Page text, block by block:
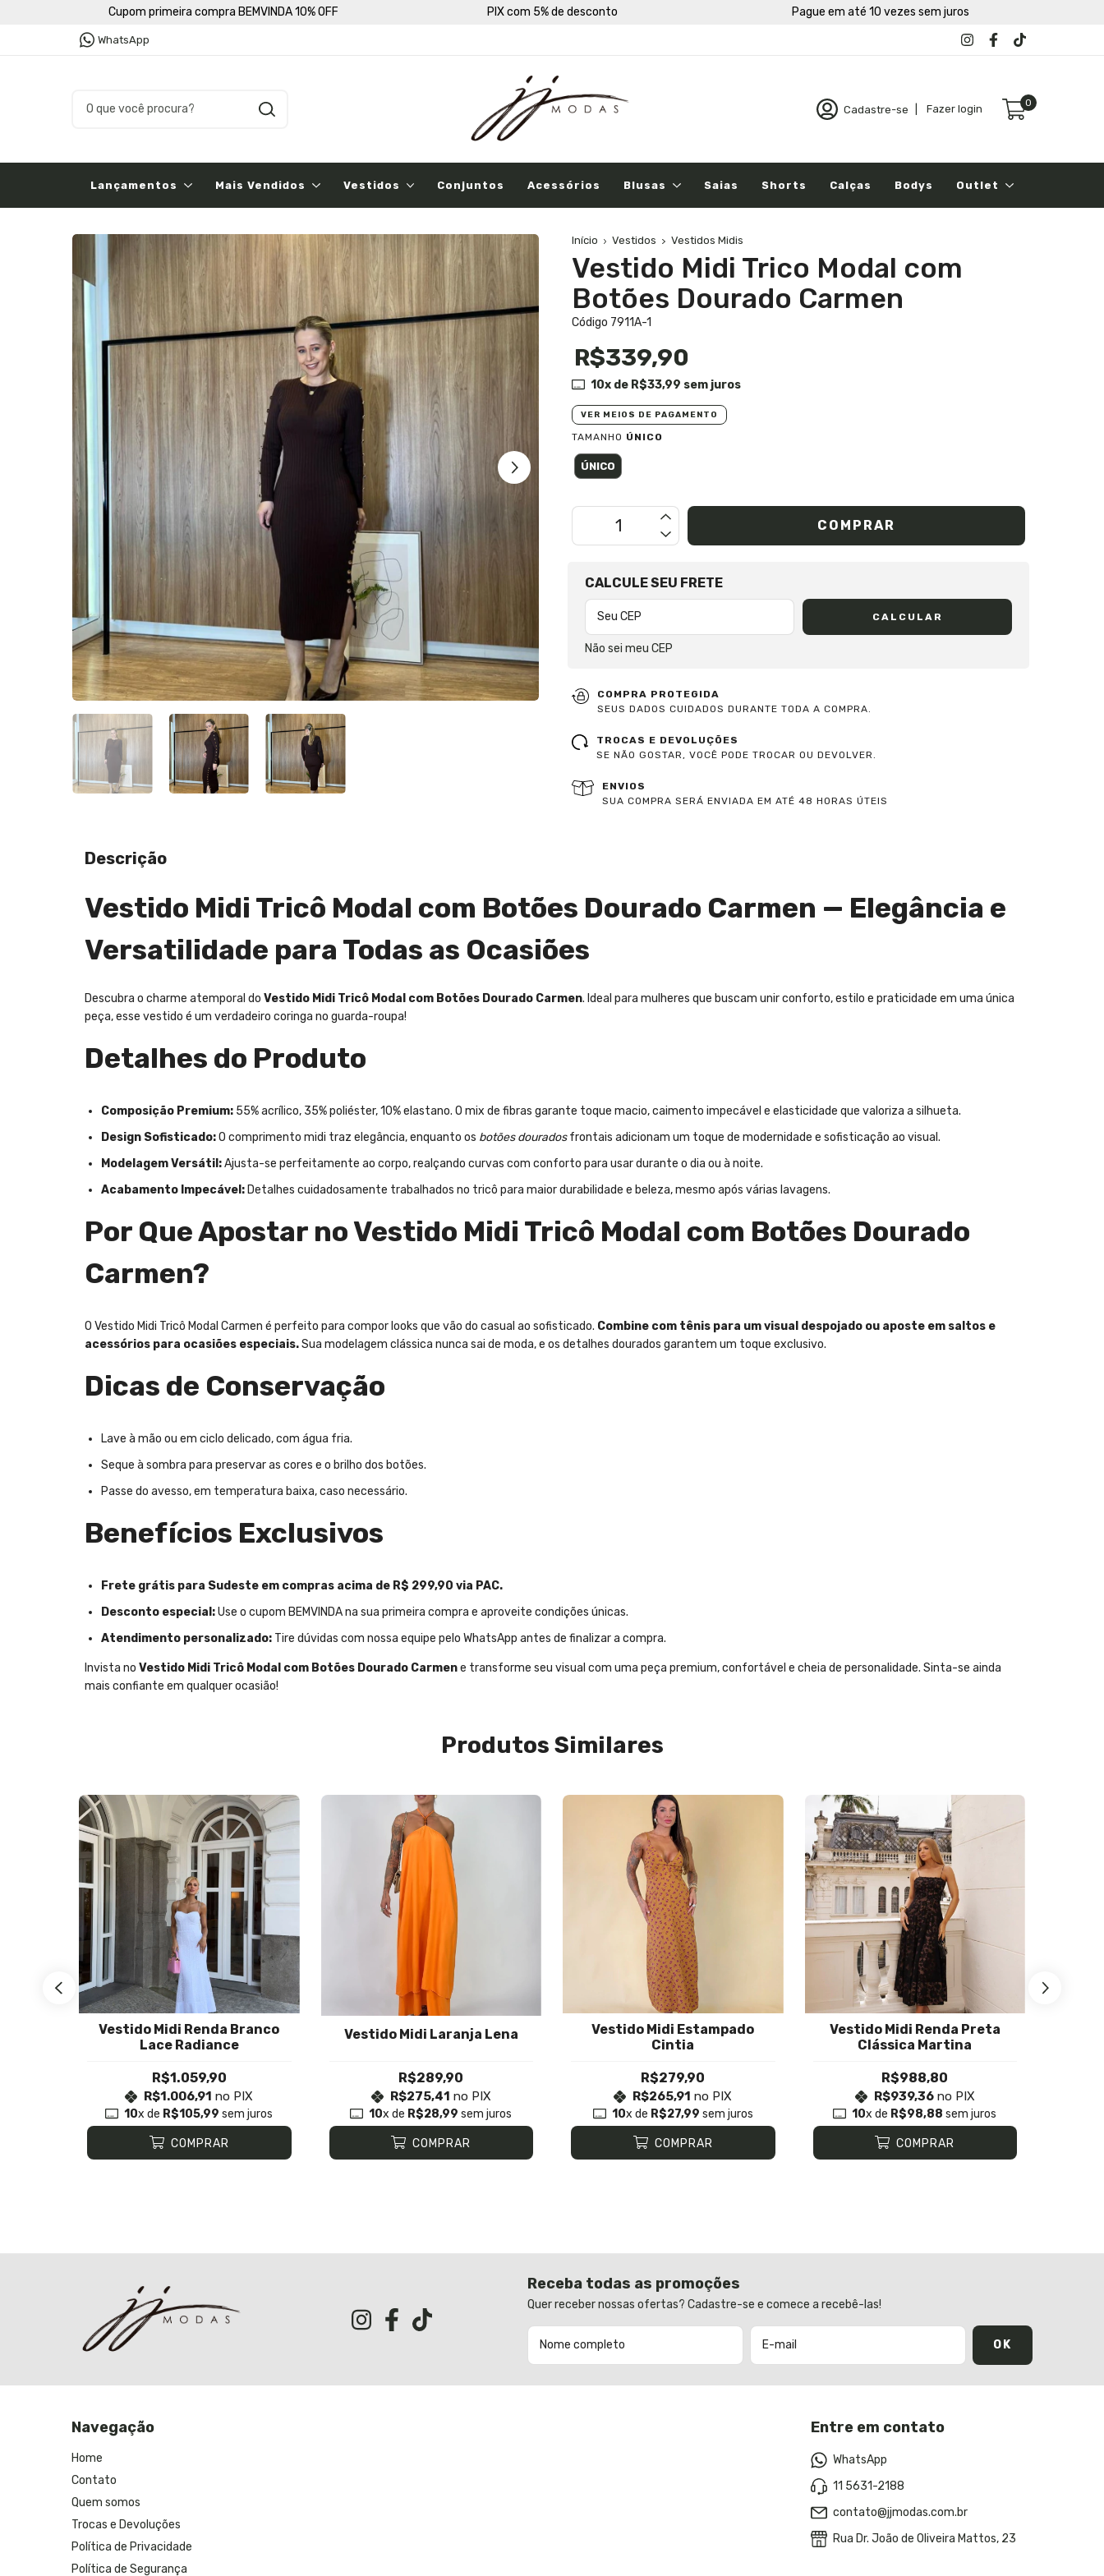
Cupom primeira compra BEMVINDA 10% OFF PIX com 5% de desconto Pague em até 10 vezes sem juros
WhatsApp
Cadastre-se Fazer login
0
Lançamentos Mais Vendidos Vestidos Conjuntos Acessórios Blusas Saias Shorts Calças Bodys Outlet
Início Vestidos Vestidos Midis
Vestido Midi Trico Modal com
Botões Dourado Carmen
Código 7911A-1
R$339,90
10x de R$33,99 sem juros
VER MEIOS DE PAGAMENTO
TAMANHO ÚNICO
ÚNICO
OPÇÕES DE FRETE
CALCULE SEU FRETE
CALCULAR
Não sei meu CEP
COMPRA PROTEGIDA
SEUS DADOS CUIDADOS DURANTE TODA A COMPRA.
TROCAS E DEVOLUÇÕES
SE NÃO GOSTAR, VOCÊ PODE TROCAR OU DEVOLVER.
ENVIOS
SUA COMPRA SERÁ ENVIADA EM ATÉ 48 HORAS ÚTEIS
Descrição
Vestido Midi Tricô Modal com Botões Dourado Carmen — Elegância e
Versatilidade para Todas as Ocasiões
Descubra o charme atemporal do Vestido Midi Tricô Modal com Botões Dourado Carmen. Ideal para mulheres que buscam unir conforto, estilo e praticidade em uma única
peça, esse vestido é um verdadeiro coringa no guarda-roupa!
Detalhes do Produto
Composição Premium: 55% acrílico, 35% poliéster, 10% elastano. O mix de fibras garante toque macio, caimento impecável e elasticidade que valoriza a silhueta.
Design Sofisticado:O comprimento midi traz elegância, enquanto os botões douradosfrontais adicionam um toque de modernidade e sofisticação ao visual.
Modelagem Versátil:Ajusta-se perfeitamente ao corpo, realçando curvas com conforto para usar durante o dia ou à noite.
Acabamento Impecável: Detalhes cuidadosamente trabalhados no tricô para maior durabilidade e beleza, mesmo após várias lavagens.
Por Que Apostar no Vestido Midi Tricô Modal com Botões Dourado
Carmen?
O Vestido Midi Tricô Modal Carmen é perfeito para compor looks que vão do casual ao sofisticado. Combine com tênis para um visual despojado ou aposte em saltos e
acessórios para ocasiões especiais.Sua modelagem clássica nunca sai de moda, e os detalhes dourados garantem um toque exclusivo.
Dicas de Conservação
Lave à mão ou em ciclo delicado, com água fria.
Seque à sombra para preservar as cores e o brilho dos botões.
Passe do avesso, em temperatura baixa, caso necessário.
Benefícios Exclusivos
Frete grátis para Sudeste em compras acima de R$ 299,90 via PAC.
Desconto especial:Use o cupom BEMVINDA na sua primeira compra e aproveite condições únicas.
Atendimento personalizado: Tire dúvidas com nossa equipe pelo WhatsApp antes de finalizar a compra.
Invista no Vestido Midi Tricô Modal com Botões Dourado Carmene transforme seu visual com uma peça premium, confortável e cheia de personalidade. Sinta-se ainda
mais confiante em qualquer ocasião!
Produtos Similares
Vestido Midi Renda Branco
Lace Radiance
R$1.059,90
R$1.006,91 no PIX
10x de R$105,99 sem juros
COMPRAR
Vestido Midi Laranja Lena
R$289,90
R$275,41 no PIX
10x de R$28,99 sem juros
COMPRAR
Vestido Midi Estampado
Cintia
R$279,90
R$265,91 no PIX
10x de R$27,99 sem juros
COMPRAR
Vestido Midi Renda Preta
Clássica Martina
R$988,80
R$939,36no PIX
10x de R$98,88 sem juros
COMPRAR
Receba todas as promoções
Quer receber nossas ofertas? Cadastre-se e comece a recebê-las!
Navegação
Home
Contato
Quem somos
Trocas e Devoluções
Política de Privacidade
Política de Segurança
Entre em contato
WhatsApp
11 5631-2188
contato@jjmodas.com.br
Rua Dr. João de Oliveira Mattos, 23